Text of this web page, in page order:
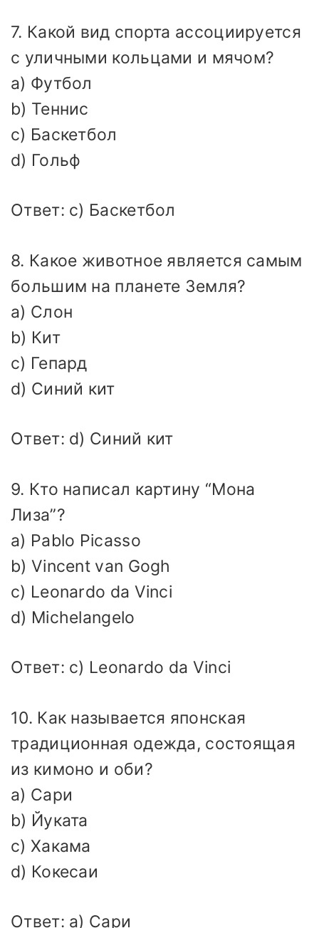
7. Какой вид спорта ассоциируется
с уличными кольцами и мячом?
a) Футбол
b) Теннис
c) Баскетбол
d) Гольф
Ответ: c) Баскетбол
8. Какое животное является самым
большим на планете Земля?
a) Слон
b) Кит
c) Гепард
d) Синий кит
Ответ: d) Синий кит
9. Кто написал картину “Мона
Лиза”?
a) Pablo Picasso
b) Vincent van Gogh
c) Leonardo da Vinci
d) Michelangelo
Ответ: c) Leonardo da Vinci
10. Как называется японская
традиционная одежда, состоящая
из кимоно и оби?
a) Сари
b) Йуката
c) Хакама
d) Кокесаи
Ответ: a) Сари